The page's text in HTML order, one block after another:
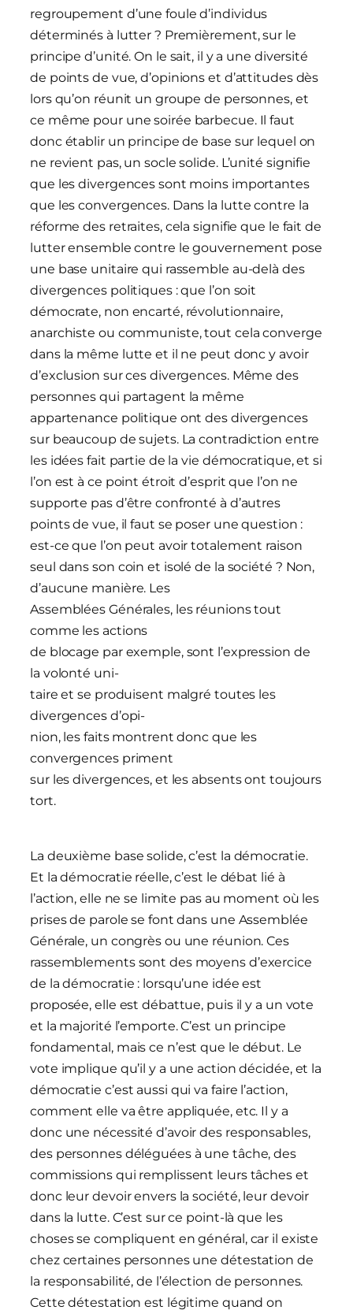
regroupement d’une foule d’individus
déterminés à lutter ? Premièrement, sur le
principe d’unité. On le sait, il y a une diversité
de points de vue, d’opinions et d’attitudes dès
lors qu’on réunit un groupe de personnes, et
ce même pour une soirée barbecue. Il faut
donc établir un principe de base sur lequel on
ne revient pas, un socle solide. L’unité signifie
que les divergences sont moins importantes
que les convergences. Dans la lutte contre la
réforme des retraites, cela signifie que le fait de
lutter ensemble contre le gouvernement pose
une base unitaire qui rassemble au-delà des
divergences politiques : que l’on soit
démocrate, non encarté, révolutionnaire,
anarchiste ou communiste, tout cela converge
dans la même lutte et il ne peut donc y avoir
d’exclusion sur ces divergences. Même des
personnes qui partagent la même
appartenance politique ont des divergences
sur beaucoup de sujets. La contradiction entre
les idées fait partie de la vie démocratique, et si
l’on est à ce point étroit d’esprit que l’on ne
supporte pas d’être confronté à d’autres
points de vue, il faut se poser une question :
est-ce que l’on peut avoir totalement raison
seul dans son coin et isolé de la société ? Non,
d’aucune manière. Les
Assemblées Générales, les réunions tout
comme les actions
de blocage par exemple, sont l’expression de
la volonté uni-
taire et se produisent malgré toutes les
divergences d’opi-
nion, les faits montrent donc que les
convergences priment
sur les divergences, et les absents ont toujours
tort.
La deuxième base solide, c’est la démocratie.
Et la démocratie réelle, c’est le débat lié à
l’action, elle ne se limite pas au moment où les
prises de parole se font dans une Assemblée
Générale, un congrès ou une réunion. Ces
rassemblements sont des moyens d’exercice
de la démocratie : lorsqu’une idée est
proposée, elle est débattue, puis il y a un vote
et la majorité l’emporte. C’est un principe
fondamental, mais ce n’est que le début. Le
vote implique qu’il y a une action décidée, et la
démocratie c’est aussi qui va faire l’action,
comment elle va être appliquée, etc. Il y a
donc une nécessité d’avoir des responsables,
des personnes déléguées à une tâche, des
commissions qui remplissent leurs tâches et
donc leur devoir envers la société, leur devoir
dans la lutte. C’est sur ce point-là que les
choses se compliquent en général, car il existe
chez certaines personnes une détestation de
la responsabilité, de l’élection de personnes.
Cette détestation est légitime quand on